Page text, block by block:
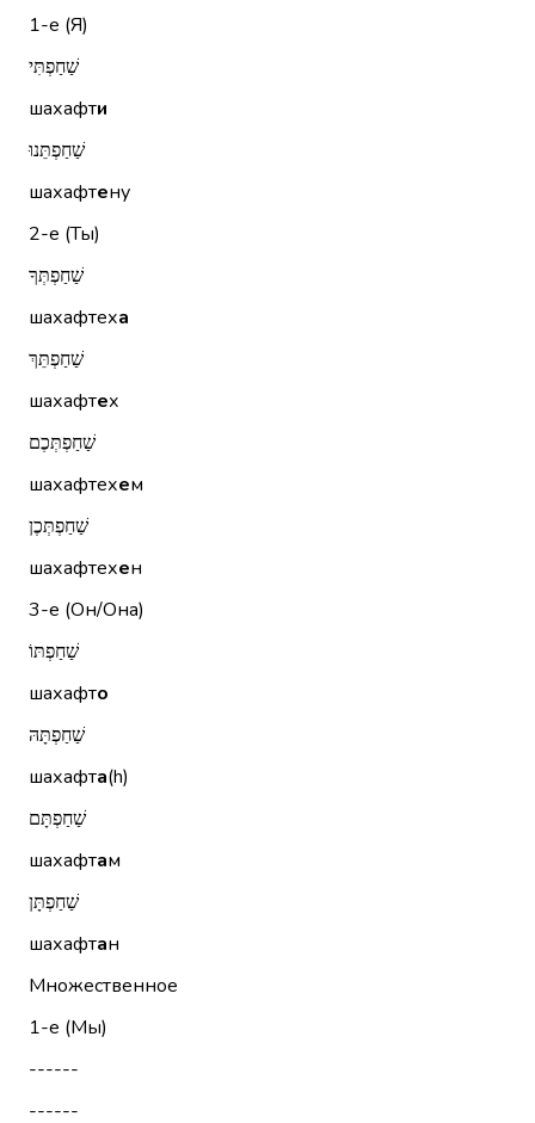
1-е (Я)
שַׁחַפְתִּי
шахафти
שַׁחַפְתֵּנוּ
шахафтену
2-е (Ты)
שַׁחַפְתְּךָ
шахафтеха
שַׁחַפְתֵּךְ
шахафтех
שַׁחַפְתְּכֶם
шахафтехем
שַׁחַפְתְּכֶן
шахафтехен
3-е (Он/Она)
שַׁחַפְתּוֹ
шахафто
שַׁחַפְתָּהּ
шахафта(h)
שַׁחַפְתָּם
шахафтам
שַׁחַפְתָּן
шахафтан
Множественное
1-е (Мы)
------
------